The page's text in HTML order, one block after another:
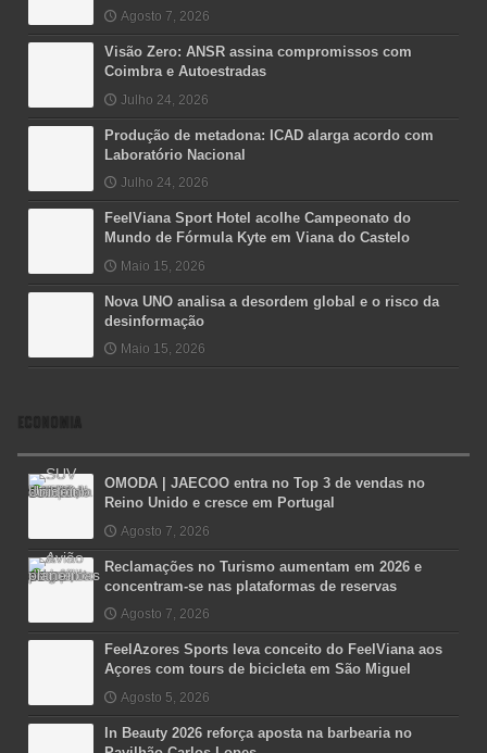
Agosto 7, 2026
Visão Zero: ANSR assina compromissos com
Coimbra e Autoestradas
Julho 24, 2026
Produção de metadona: ICAD alarga acordo com
Laboratório Nacional
Julho 24, 2026
FeelViana Sport Hotel acolhe Campeonato do
Mundo de Fórmula Kyte em Viana do Castelo
Maio 15, 2026
Nova UNO analisa a desordem global e o risco da
desinformação
Maio 15, 2026
ECONOMIA
OMODA | JAECOO entra no Top 3 de vendas no
Reino Unido e cresce em Portugal
Agosto 7, 2026
Reclamações no Turismo aumentam em 2026 e
concentram-se nas plataformas de reservas
Agosto 7, 2026
FeelAzores Sports leva conceito do FeelViana aos
Açores com tours de bicicleta em São Miguel
Agosto 5, 2026
In Beauty 2026 reforça aposta na barbearia no